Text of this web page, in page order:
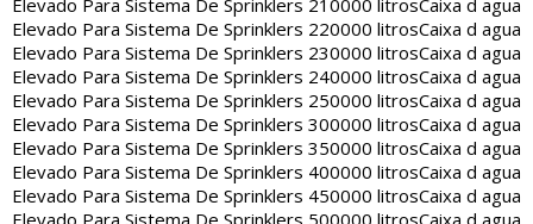
Elevado Para Sistema De Sprinklers 210000 litrosCaixa d agua
Elevado Para Sistema De Sprinklers 220000 litrosCaixa d agua
Elevado Para Sistema De Sprinklers 230000 litrosCaixa d agua
Elevado Para Sistema De Sprinklers 240000 litrosCaixa d agua
Elevado Para Sistema De Sprinklers 250000 litrosCaixa d agua
Elevado Para Sistema De Sprinklers 300000 litrosCaixa d agua
Elevado Para Sistema De Sprinklers 350000 litrosCaixa d agua
Elevado Para Sistema De Sprinklers 400000 litrosCaixa d agua
Elevado Para Sistema De Sprinklers 450000 litrosCaixa d agua